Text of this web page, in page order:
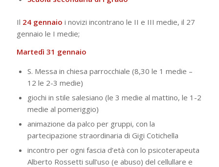
Il 24 gennaio i novizi incontrano le II e III medie, il 27
gennaio le I medie;
Martedì 31 gennaio
S. Messa in chiesa parrocchiale (8,30 le 1 medie –
12 le 2-3 medie)
giochi in stile salesiano (le 3 medie al mattino, le 1-2
medie al pomeriggio)
animazione da palco per gruppi, con la
partecipazione straordinaria di Gigi Cotichella
incontro per ogni fascia d’età con lo psicoterapeuta
Alberto Rossetti sull’uso (e abuso) del cellullare e